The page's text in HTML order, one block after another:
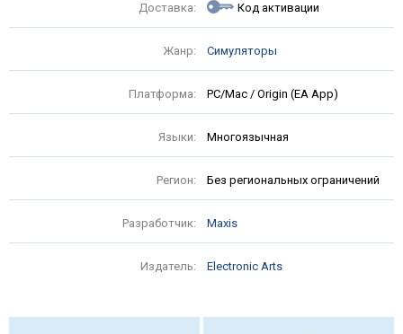
Доставка: Код активации
Жанр: Симуляторы
Платформа: PC/Mac / Origin (EA App)
Языки: Многоязычная
Регион: Без региональных ограничений
Разработчик: Maxis
Издатель: Electronic Arts